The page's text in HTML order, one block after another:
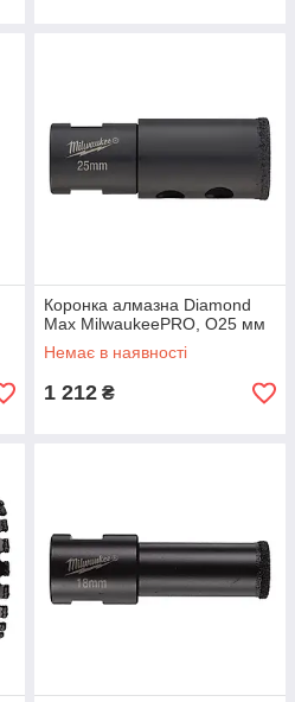
Коронка алмазна Diamond
Max MilwaukeePRO, O25 мм
Немає в наявності
1 212 ₴